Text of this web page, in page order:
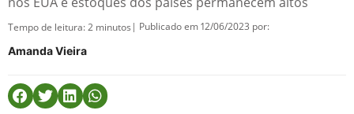
Tempo de leitura:2 minutos | Publicado em 12/06/2023 por:
Amanda Vieira